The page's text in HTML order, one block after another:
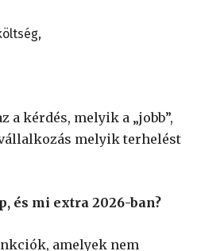
a kérdés, melyik a „jobb”,
melyik terhelést
és mi extra 2026-ban?
amelyek nem